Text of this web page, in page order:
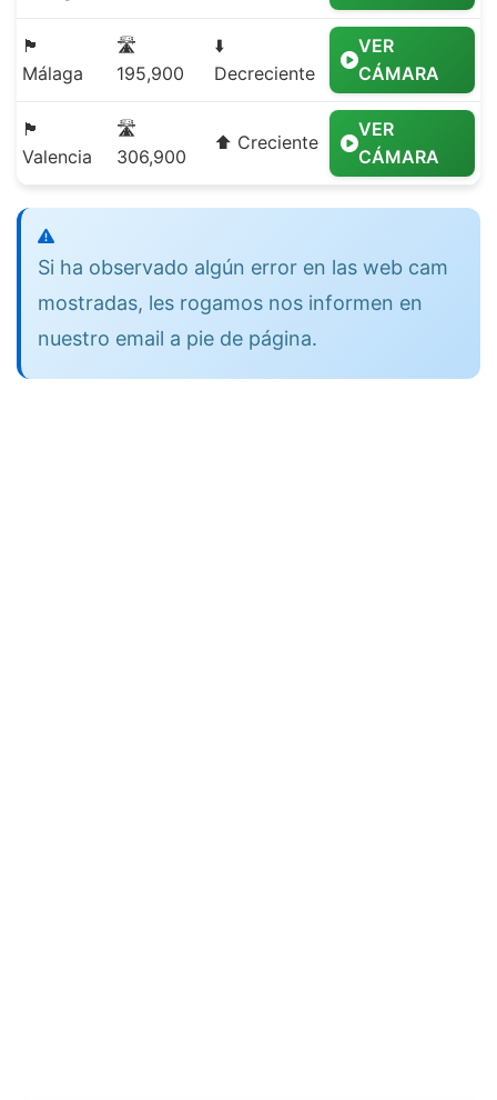
🏴
Málaga
🛣️
195,900
⬇️
Decreciente
VER
CÁMARA
🏴
Valencia
🛣️
306,900
⬆️ Creciente
VER
CÁMARA
Si ha observado algún error en las web cam
mostradas, les rogamos nos informen en
nuestro email a pie de página.